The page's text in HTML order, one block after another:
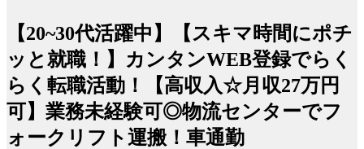
【20~30代活躍中】【スキマ時間にポチ
ッと就職！】カンタンWEB登録でらく
らく転職活動！【高収入☆月収27万円
可】業務未経験可◎物流センターでフ
ォークリフト運搬！車通勤